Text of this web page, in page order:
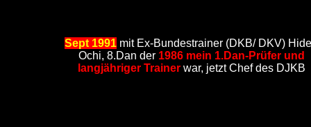
Sept 1991 mit Ex-Bundestrainer (DKB/ DKV)
Ochi, 8.Dan der 1986 mein 1.Dan-Prüfer und
langjähriger Trainerwar, jetzt Chef des DJKB